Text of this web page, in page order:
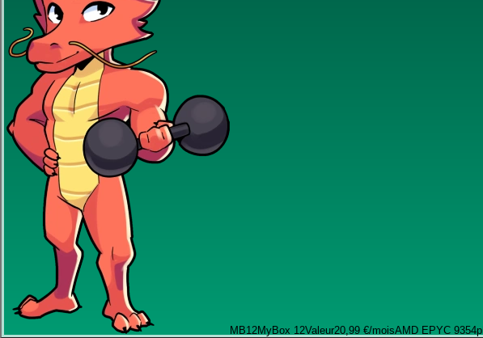
MB12MyBox 12Valeur20,99 €/moisAMD EPYC 9354p